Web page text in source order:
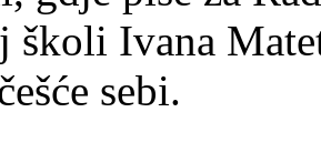
školi Ivana
sebi.